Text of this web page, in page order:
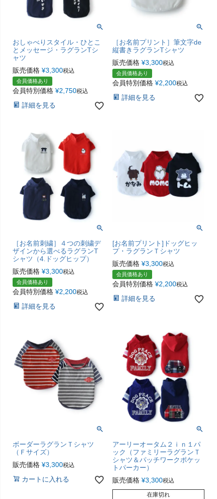
おしゃべりスタイル・ひとこ
とメッセージ・ラグランTシ
ャツ
販売価格 ¥3,300税込
会員価格あり
会員特別価格 ¥2,750税込
詳細を見る
［お名前プリント］筆文字de
縦書きラグランTシャツ
販売価格 ¥3,300税込
会員価格あり
会員特別価格 ¥2,200税込
詳細を見る
［お名前刺繍］４つの刺繍デ
ザインから選べるラグランT
シャツ（4.ドッグヒップ）
販売価格 ¥3,300税込
会員価格あり
会員特別価格 ¥2,200税込
詳細を見る
[お名前プリント]ドッグヒッ
プ・ラグランＴシャツ
販売価格 ¥3,300税込
会員価格あり
会員特別価格 ¥2,200税込
詳細を見る
ボーダーラグランＴシャツ
（Ｆサイズ）
販売価格 ¥3,300税込
カートに入れる
アーリーオータム２ｉｎ１パ
ック（ファミリーラグランＴ
シャツ＆パッチワークポケッ
トパーカー）
販売価格 ¥3,300税込
在庫切れ